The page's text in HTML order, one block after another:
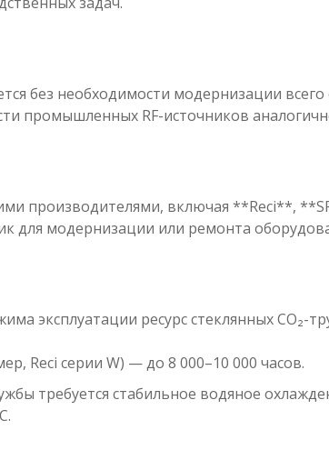
без необходимости модернизации
промышленных RF-источников
производителями, включая **Reci**,
для модернизации или ремонта
эксплуатации ресурс стеклянных CO₂-
Reci серии W) — до 8 000–10 000 часов.
требуется стабильное водяное